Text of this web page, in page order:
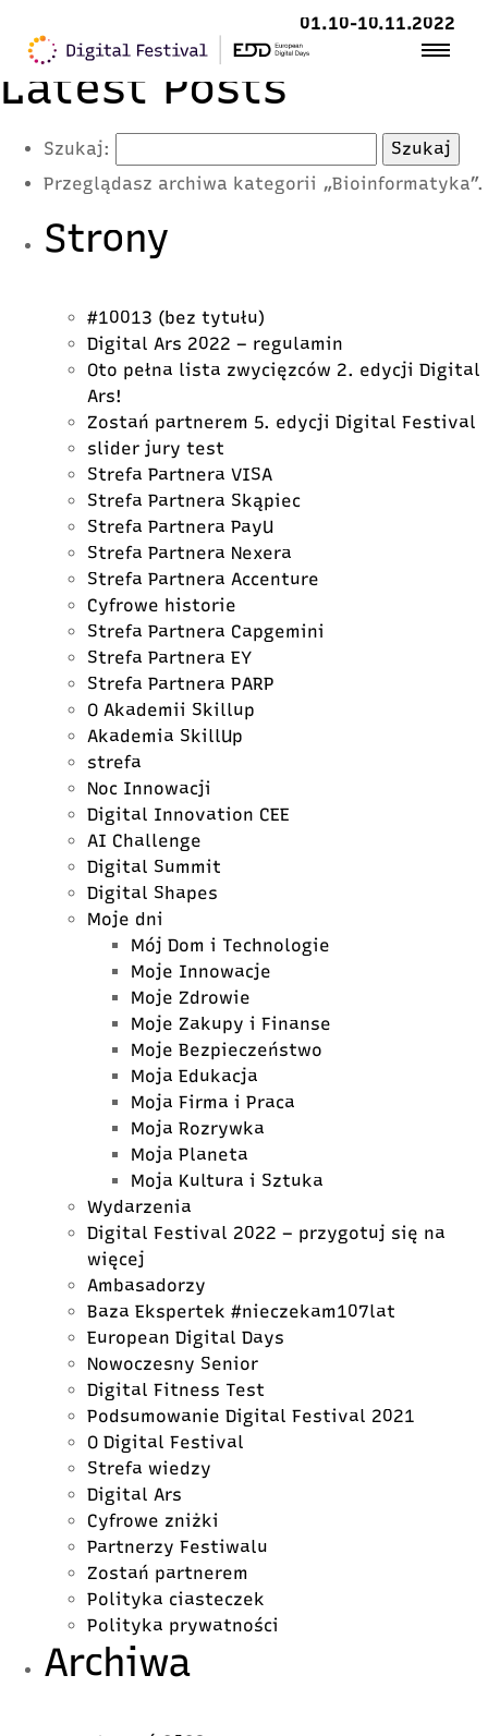
01.10-10.11.2022
Latest Posts
Szukaj:
Przeglądasz archiwa kategorii „Bioinformatyka”.
Strony
#10013 (bez tytułu)
Digital Ars 2022 – regulamin
Oto pełna lista zwycięzców 2. edycji Digital
Ars!
Zostań partnerem 5. edycji Digital Festival
slider jury test
Strefa Partnera VISA
Strefa Partnera Skąpiec
Strefa Partnera PayU
Strefa Partnera Nexera
Strefa Partnera Accenture
Cyfrowe historie
Strefa Partnera Capgemini
Strefa Partnera EY
Strefa Partnera PARP
O Akademii Skillup
Akademia SkillUp
strefa
Noc Innowacji
Digital Innovation CEE
AI Challenge
Digital Summit
Digital Shapes
Moje dni
Mój Dom i Technologie
Moje Innowacje
Moje Zdrowie
Moje Zakupy i Finanse
Moje Bezpieczeństwo
Moja Edukacja
Moja Firma i Praca
Moja Rozrywka
Moja Planeta
Moja Kultura i Sztuka
Wydarzenia
Digital Festival 2022 – przygotuj się na
więcej
Ambasadorzy
Baza Ekspertek #nieczekam107lat
European Digital Days
Nowoczesny Senior
Digital Fitness Test
Podsumowanie Digital Festival 2021
O Digital Festival
Strefa wiedzy
Digital Ars
Cyfrowe zniżki
Partnerzy Festiwalu
Zostań partnerem
Polityka ciasteczek
Polityka prywatności
Archiwa